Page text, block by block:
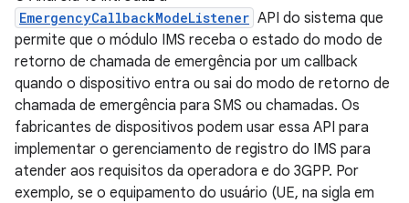
EmergencyCallbackModeListener API do sistema que
permite que o módulo IMS receba o estado do modo de
retorno de chamada de emergência por um callback
quando o dispositivo entra ou sai do modo de retorno de
chamada de emergência para SMS ou chamadas. Os
fabricantes de dispositivos podem usar essa API para
implementar o gerenciamento de registro do IMS para
atender aos requisitos da operadora e do 3GPP. Por
exemplo, se o equipamento do usuário (UE, na sigla em